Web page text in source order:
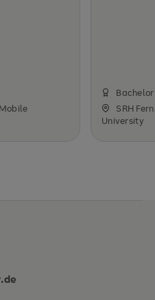
SRH
University